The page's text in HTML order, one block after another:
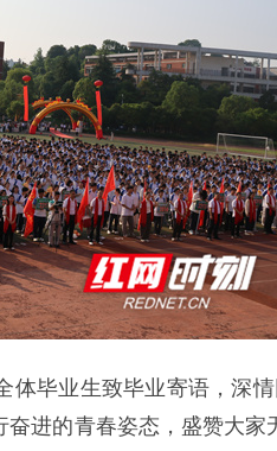
毕业生致毕业寄语，深
进的青春姿态，盛赞大家